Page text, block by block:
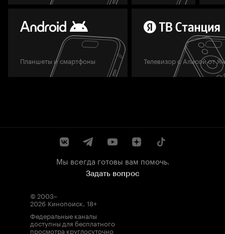
Планшеты и смартфоны Телевизор с Алисой от
Мы всегда готовы вам помочь.
Задать вопрос
© 2003–
2026 Кинопоиск. 18+
Федеральные каналы
доступны для бесплатного
просмотра круглосуточно